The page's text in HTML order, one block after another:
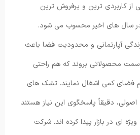
کاربردی ترین و پرفروش ترین
سال های اخیر محسوب می شود.
آپارتمانی و محدودیت فضا باعث
محصولاتی بروند که هم راحتی
فضای کمی اشغال نمایند. تشک های
دقیقاً پاسخگوی این نیاز هستند
ای در بازار پیدا کرده اند. شرکت